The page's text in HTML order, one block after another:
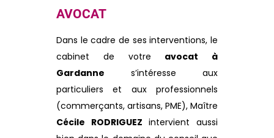
AVOCAT
Dans le cadre de ses interventions, le
cabinet de votre avocat à
Gardanne s’intéresse aux
particuliers et aux professionnels
(commerçants, artisans, PME), Maître
Cécile RODRIGUEZ intervient aussi